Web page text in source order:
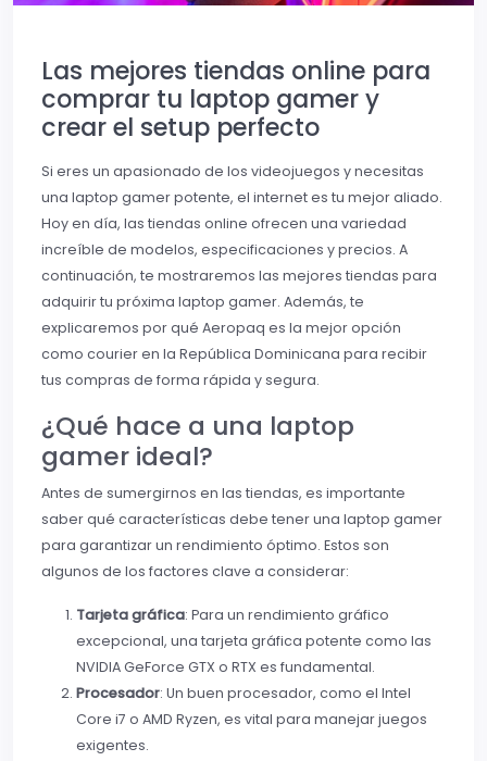
Las mejores tiendas online para
comprar tu laptop gamer y
crear el setup perfecto
Si eres un apasionado de los videojuegos y necesitas
una laptop gamer potente, el internet es tu mejor aliado.
Hoy en día, las tiendas online ofrecen una variedad
increíble de modelos, especificaciones y precios. A
continuación, te mostraremos las mejores tiendas para
adquirir tu próxima laptop gamer. Además, te
explicaremos por qué Aeropaq es la mejor opción
como courier en la República Dominicana para recibir
tus compras de forma rápida y segura.
¿Qué hace a una laptop
gamer ideal?
Antes de sumergirnos en las tiendas, es importante
saber qué características debe tener una laptop gamer
para garantizar un rendimiento óptimo. Estos son
algunos de los factores clave a considerar:
Tarjeta gráfica: Para un rendimiento gráfico
excepcional, una tarjeta gráfica potente como las
NVIDIA GeForce GTX o RTX es fundamental.
Procesador: Un buen procesador, como el Intel
Core i7 o AMD Ryzen, es vital para manejar juegos
exigentes.